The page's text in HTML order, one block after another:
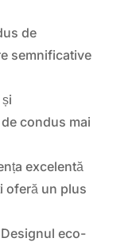
de
semnificative
condus mai
excelentă
oferă un plus
Designul eco-